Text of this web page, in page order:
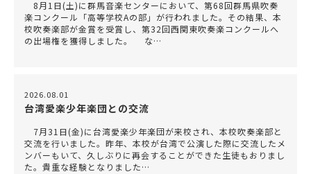
8月1日(土)に群馬音楽センターにおいて、第68回群馬県吹奏
楽コンクール「高等学校Aの部」が行われました。その結果、本
校吹奏楽部が金賞を受賞し、第32回西関東吹奏楽コンクールへ
の出場権を獲得しました。 な…
2026.08.01
台湾愛楽少年楽団との交流
7月31日(金)に台湾愛楽少年楽団が来校され、本校吹奏楽部と
交流を行いました。昨年、本校が台湾で公演した際に交流したメ
ンバーもいて、久しぶりに再会することができた生徒もおりまし
た。貴重な経験となりました…